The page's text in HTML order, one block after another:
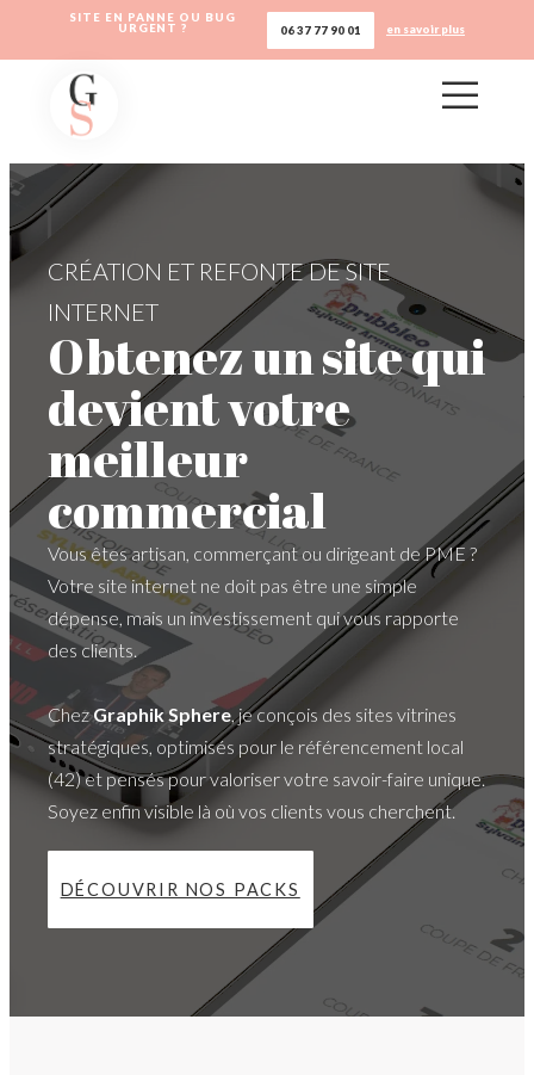
SITE EN PANNE OU BUG
URGENT ?
06 37 77 90 01 en savoir plus
CRÉATION ET REFONTE DE SITE
INTERNET
Obtenez un site qui
devient votre
meilleur
commercial
Vous êtes artisan, commerçant ou dirigeant de PME ?
Votre site internet ne doit pas être une simple
dépense, mais un investissement qui vous rapporte
des clients.
ChezGraphik Sphere, je conçois des sites vitrines
stratégiques, optimisés pour le référencement local
(42) et pensés pour valoriser votre savoir-faire unique.
Soyez enfin visible là où vos clients vous cherchent.
DÉCOUVRIR NOS PACKS